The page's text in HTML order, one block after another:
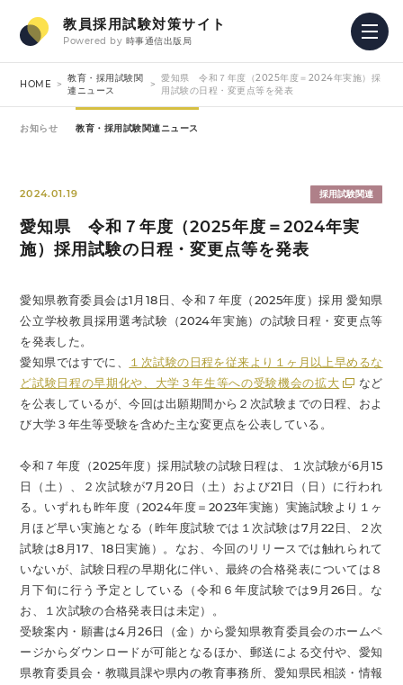
教員採用試験対策サイト
Powered by 時事通信出版局
HOME
教育・採用試験関
連ニュース
愛知県 令和７年度（2025年度＝2024年実施）採
用試験の日程・変更点等を発表
お知らせ 教育・採用試験関連ニュース
2024.01.19 採用試験関連
愛知県 令和７年度（2025年度＝2024年実
施）採用試験の日程・変更点等を発表
愛知県教育委員会は1月18日、令和７年度（2025年度）採用 愛知県
公立学校教員採用選考試験（2024年実施）の試験日程・変更点等
を発表した。
愛知県ではすでに、
１次試験の日程を従来より１ヶ月以上早めるな
ど試験日程の早期化や、大学３年生等への受験機会の拡大
など
を公表しているが、今回は出願期間から２次試験までの日程、およ
び大学３年生等受験を含めた主な変更点を公表している。
令和７年度（2025年度）採用試験の試験日程は、１次試験が6月15
日（土）、２次試験が7月20日（土）および21日（日）に行われ
る。いずれも昨年度（2024年度＝2023年実施）実施試験より１ヶ
月ほど早い実施となる（昨年度試験では１次試験は7月22日、２次
試験は8月17、18日実施）。なお、今回のリリースでは触れられて
いないが、試験日程の早期化に伴い、最終の合格発表については８
月下旬に行う予定としている（令和６年度試験では9月26日。な
お、１次試験の合格発表日は未定）。
受験案内・願書は4月26日（金）から愛知県教育委員会のホームペ
ージからダウンロードが可能となるほか、郵送による交付や、愛知
県教育委員会・教職員課や県内の教育事務所、愛知県民相談・情報